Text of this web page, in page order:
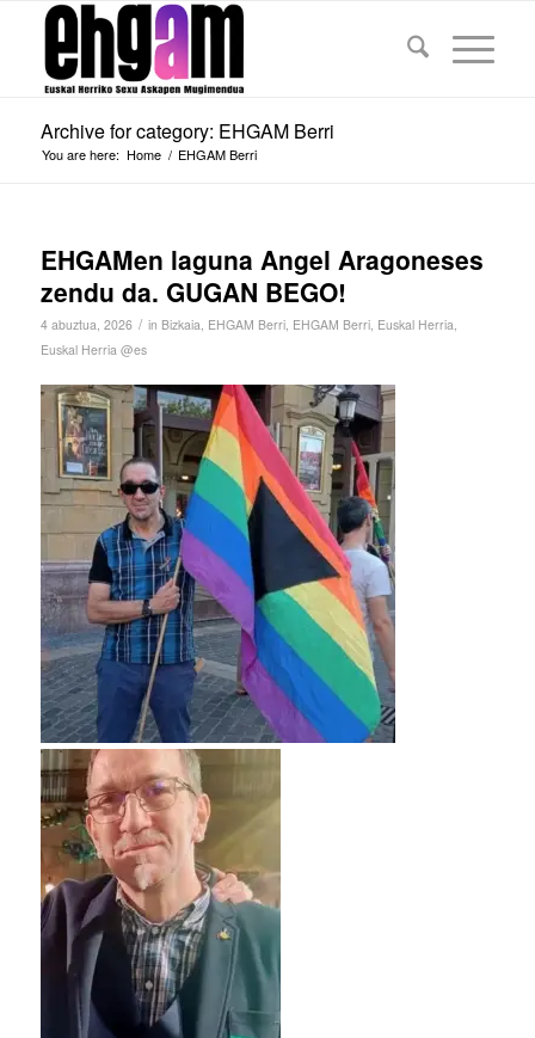
Archive for category: EHGAM Berri
You are here: Home / EHGAM Berri
EHGAMen laguna Angel Aragoneses
zendu da. GUGAN BEGO!
4 abuztua, 2026 / in Bizkaia, EHGAM Berri, EHGAM Berri, Euskal Herria,
Euskal Herria @es